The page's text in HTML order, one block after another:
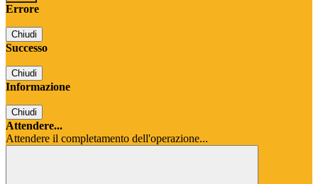
Errore
Chiudi
Successo
Chiudi
Informazione
Chiudi
Attendere...
Attendere il completamento dell'operazione...